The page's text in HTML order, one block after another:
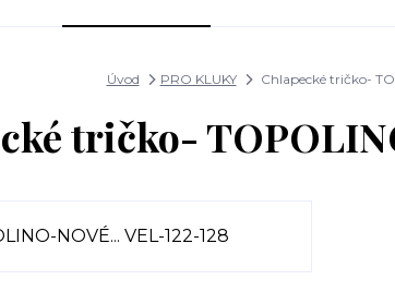
Úvod PRO KLUKY Chlapecké tričko-
tričko-